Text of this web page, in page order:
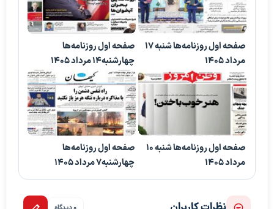
صفحه اول روزنامه‌ها شنبه 17
مرداد 1405
صفحه اول روزنامه‌ها
چهارشنبه14 مرداد 1405
صفحه اول روزنامه‌ها شنبه 10
مرداد 1405
صفحه اول روزنامه‌ها
چهارشنبه7 مرداد 1405